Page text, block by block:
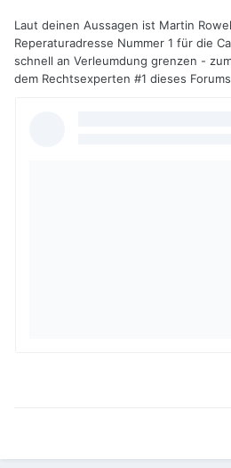
Laut deinen Aussagen ist Martin
Reperaturadresse Nummer 1 für die
schnell an Verleumdung grenzen -
dem Rechtsexperten #1 dieses